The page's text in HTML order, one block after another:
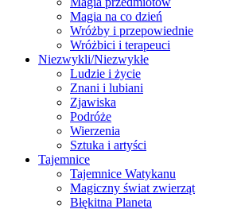
Magia na co dzień
Wróżby i przepowiednie
Wróżbici i terapeuci
Niezwykli/Niezwykłe
Ludzie i życie
Znani i lubiani
Zjawiska
Podróże
Wierzenia
Sztuka i artyści
Tajemnice
Tajemnice Watykanu
Magiczny świat zwierząt
Błękitna Planeta